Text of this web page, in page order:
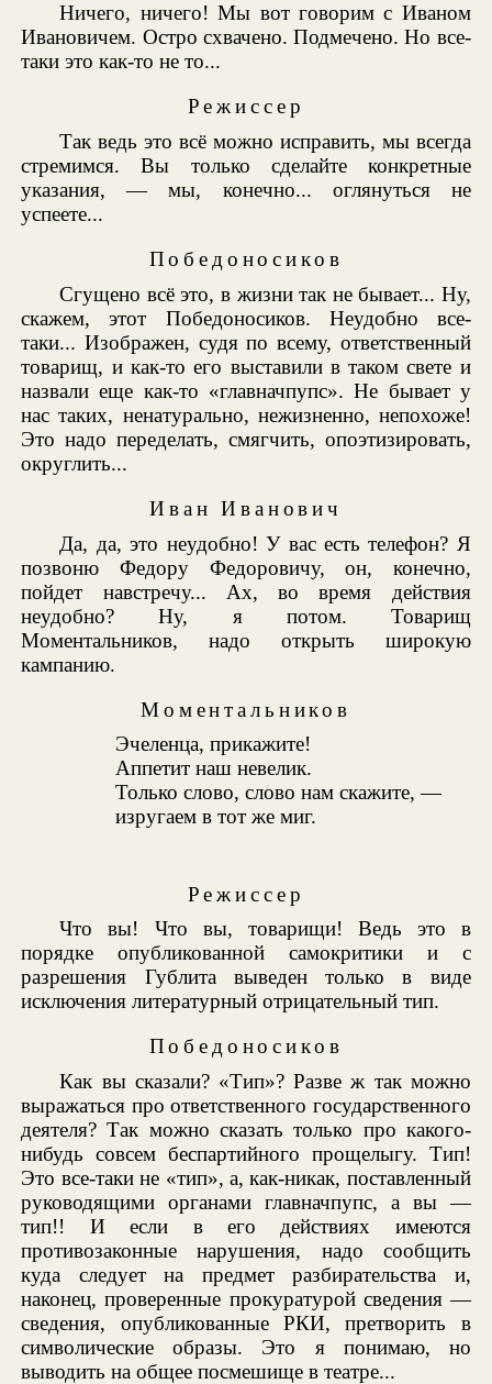
Ничего, ничего! Мы вот говорим с Иваном
Ивановичем. Остро схвачено. Подмечено. Но все-
таки это как-то не то...
Режиссер
Так ведь это всё можно исправить, мы всегда
стремимся. Вы только сделайте конкретные
указания, — мы, конечно... оглянуться не
успеете...
Победоносиков
Сгущено всё это, в жизни так не бывает... Ну,
скажем, этот Победоносиков. Неудобно все-
таки... Изображен, судя по всему, ответственный
товарищ, и как-то его выставили в таком свете и
назвали еще как-то «главначпупс». Не бывает у
нас таких, ненатурально, нежизненно, непохоже!
Это надо переделать, смягчить, опоэтизировать,
округлить...
Иван Иванович
Да, да, это неудобно! У вас есть телефон? Я
позвоню Федору Федоровичу, он, конечно,
пойдет навстречу... Ах, во время действия
неудобно? Ну, я потом. Товарищ
Моментальников, надо открыть широкую
кампанию.
Моментальников
Эчеленца, прикажите!
Аппетит наш невелик.
Только слово, слово нам скажите, —
изругаем в тот же миг.
Режиссер
Что вы! Что вы, товарищи! Ведь это в
порядке опубликованной самокритики и с
разрешения Гублита выведен только в виде
исключения литературный отрицательный тип.
Победоносиков
Как вы сказали? «Тип»? Разве ж так можно
выражаться про ответственного государственного
деятеля? Так можно сказать только про какого-
нибудь совсем беспартийного прощелыгу. Тип!
Это все-таки не «тип», а, как-никак, поставленный
руководящими органами главначпупс, а вы —
тип!! И если в его действиях имеются
противозаконные нарушения, надо сообщить
куда следует на предмет разбирательства и,
наконец, проверенные прокуратурой сведения —
сведения, опубликованные РКИ, претворить в
символические образы. Это я понимаю, но
выводить на общее посмешище в театре...